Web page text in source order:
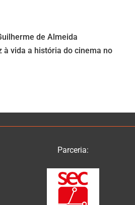
de Almeida
à vida a história do cinema no
Parceria: